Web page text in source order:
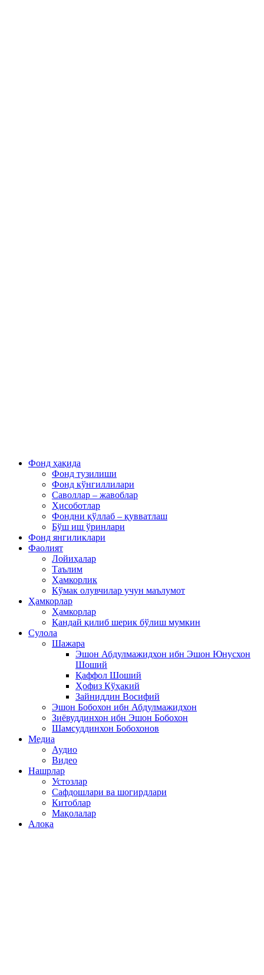
Фонд ҳақида
Фонд тузилиши
Фонд кўнгиллилари
Саволлар – жавоблар
Ҳисоботлар
Фондни қўллаб – қувватлаш
Бўш иш ўринлари
Фонд янгиликлари
Фаолият
Лойиҳалар
Таълим
Ҳамкорлик
Кўмак олувчилар учун маълумот
Ҳамкорлар
Ҳамкорлар
Қандай қилиб шерик бўлиш мумкин
Сулола
Шажара
Эшон Абдулмажидхон ибн Эшон Юнусхон
Шоший
Қаффол Шоший
Ҳофиз Кўҳакий
Зайниддин Восифий
Эшон Бобохон ибн Абдулмажидхон
Зиёвуддинхон ибн Эшон Бобохон
Шамсуддинхон Бобохонов
Медиа
Аудио
Видео
Нашрлар
Устозлар
Сафдошлари ва шогирдлари
Китоблар
Мақолалар
Алоқа